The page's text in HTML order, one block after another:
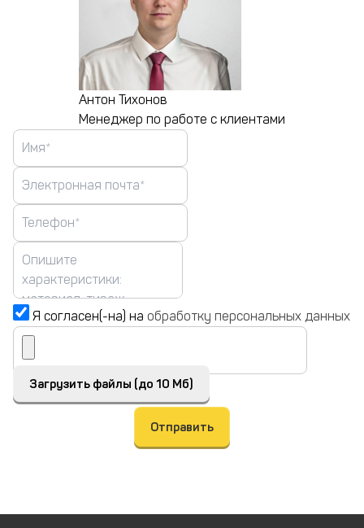
Антон Тихонов
Менеджер по работе с клиентами
Я согласен(-на) на обработку персональных данных
Загрузить файлы (до 10 Мб)
Отправить